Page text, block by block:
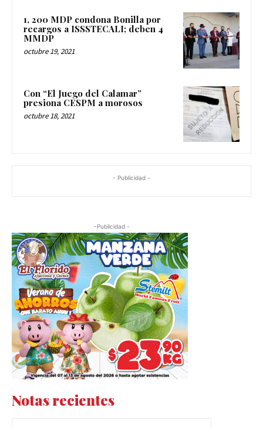
1, 200 MDP condona Bonilla por
recargos a ISSSTECALI; deben 4
MMDP
octubre 19, 2021
Con “El Juego del Calamar”
presiona CESPM a morosos
octubre 18, 2021
- Publicidad -
-Publicidad -
Notas recientes